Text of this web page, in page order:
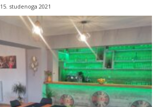
15. studenoga 2021